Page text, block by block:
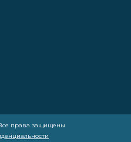
права защищены